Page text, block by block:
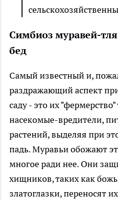
Симбиоз муравей-
бед
Самый известный и,
раздражающий аспект
саду - это их
насекомые-вредители,
растений, выделяя при
падь. Муравьи обожают
многое ради нее. Они
хищников, таких как
златоглазки, переносят